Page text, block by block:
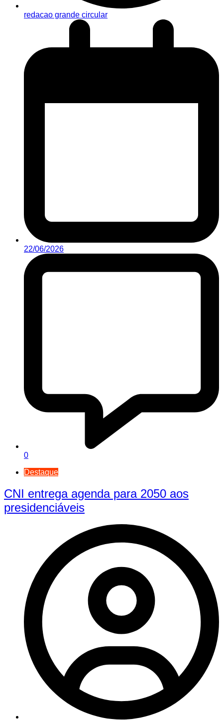
redacao grande circular
22/06/2026
0
Destaque
CNI entrega agenda para 2050 aos
presidenciáveis